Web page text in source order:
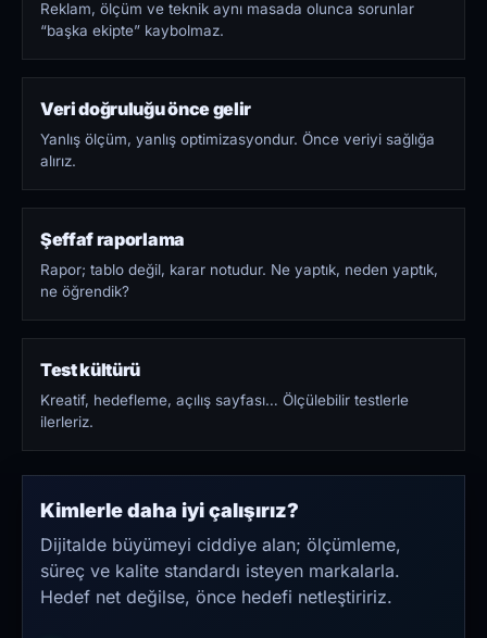
Reklam, ölçüm ve teknik aynı masada olunca sorunlar
“başka ekipte” kaybolmaz.
Veri doğruluğu önce gelir
Yanlış ölçüm, yanlış optimizasyondur. Önce veriyi sağlığa
alırız.
Şeffaf raporlama
Rapor; tablo değil, karar notudur. Ne yaptık, neden yaptık,
ne öğrendik?
Test kültürü
Kreatif, hedefleme, açılış sayfası… Ölçülebilir testlerle
ilerleriz.
Kimlerle daha iyi çalışırız?
Dijitalde büyümeyi ciddiye alan; ölçümleme,
süreç ve kalite standardı isteyen markalarla.
Hedef net değilse, önce hedefi netleştiririz.